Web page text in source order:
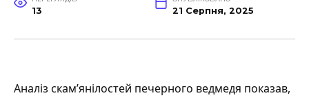
13 21 Серпня, 2025
Аналіз скам’янілостей печерного ведмедя показав,